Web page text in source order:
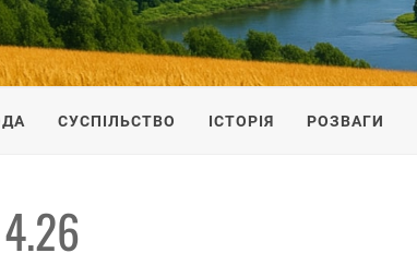
IS
СУСПІЛЬСТВО ІСТОРІЯ РОЗВАГИ